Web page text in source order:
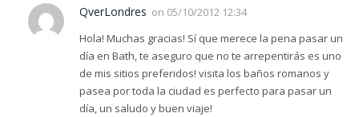
QverLondres on 05/10/2012 12:34
Hola! Muchas gracias! Sí que merece la pena pasar un
día en Bath, te aseguro que no te arrepentirás es uno
de mis sitios preferidos! visita los baños romanos y
pasea por toda la ciudad es perfecto para pasar un
día, un saludo y buen viaje!